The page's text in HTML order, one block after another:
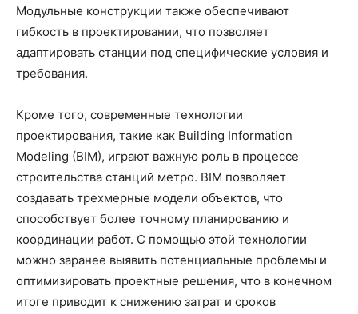
Модульные конструкции также обеспечивают
гибкость в проектировании, что позволяет
адаптировать станции под специфические условия и
требования.
Кроме того, современные технологии
проектирования, такие как Building Information
Modeling (BIM), играют важную роль в процессе
строительства станций метро. BIM позволяет
создавать трехмерные модели объектов, что
способствует более точному планированию и
координации работ. С помощью этой технологии
можно заранее выявить потенциальные проблемы и
оптимизировать проектные решения, что в конечном
итоге приводит к снижению затрат и сроков